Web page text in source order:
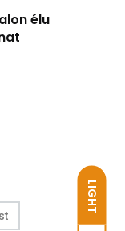
LIGHT
élu